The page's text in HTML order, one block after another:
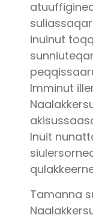
inuinut
Imminut
Inuit
Tamanna